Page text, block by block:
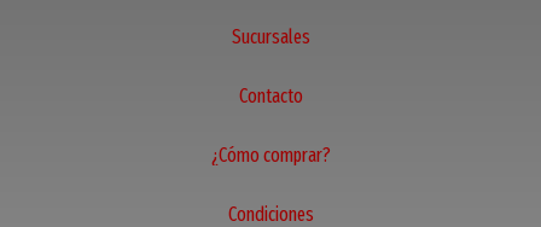
Sucursales
Contacto
¿Cómo comprar?
Condiciones